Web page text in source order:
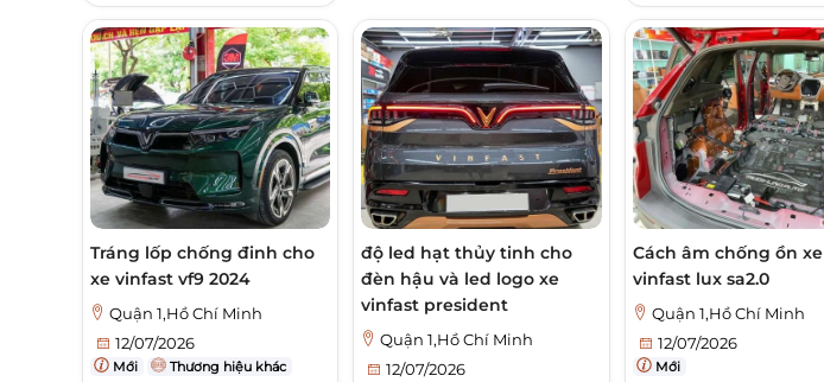
Tráng lốp chống đinh cho
xe vinfast vf9 2024
Quận 1,Hồ Chí Minh
12/07/2026
Mới Thương hiệu khác
độ led hạt thủy tinh cho
đèn hậu và led logo xe
vinfast president
Quận 1,Hồ Chí Minh
12/07/2026
Cách âm chống ồn xe
vinfast lux sa2.0
Quận 1,Hồ Chí Minh
12/07/2026
Mới